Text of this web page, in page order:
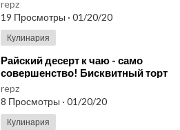
repz
19 Просмотры · 01/20/20
Кулинария
⁣Райский десерт к чаю - само
совершенство! Бисквитный торт
на любой праздник!
repz
8 Просмотры · 01/20/20
Кулинария